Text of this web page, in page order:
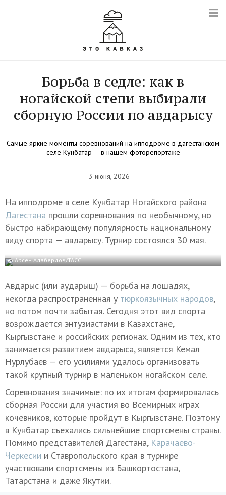
Борьба в седле: как в
ногайской степи выбирали
сборную России по авдарысу
Самые яркие моменты соревнований на ипподроме в дагестанском
селе Кунбатар — в нашем фоторепортаже
3 июня, 2026
На ипподроме в селе Кунбатар Ногайского района
Дагестана прошли соревнования по необычному, но
быстро набирающему популярность национальному
виду спорта — авдарысу. Турнир состоялся 30 мая.
© Арсен Алабердов/ТАСС
Авдарыс (или аударыш) — борьба на лошадях,
некогда распространенная у тюркоязычных народов,
но потом почти забытая. Сегодня этот вид спорта
возрождается энтузиастами в Казахстане,
Кыргызстане и российских регионах. Одним из тех, кто
занимается развитием авдарыса, является Кемал
Нурлубаев — его усилиями удалось организовать
такой крупный турнир в маленьком ногайском селе.
Соревнования значимые: по их итогам формировалась
сборная России для участия во Всемирных играх
кочевников, которые пройдут в Кыргызстане. Поэтому
в Кунбатар съехались сильнейшие спортсмены страны.
Помимо представителей Дагестана, Карачаево-
Черкесии и Ставропольского края в турнире
участвовали спортсмены из Башкортостана,
Татарстана и даже Якутии.